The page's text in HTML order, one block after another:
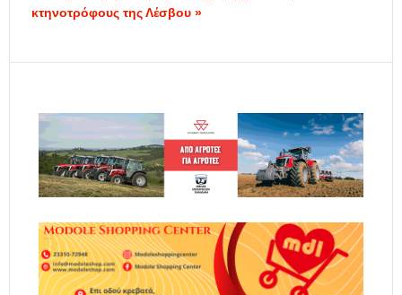
κτηνοτρόφους της Λέσβου »